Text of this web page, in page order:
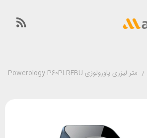
/ متر لیزری پاورولوژی Powerology P60PLRFBU